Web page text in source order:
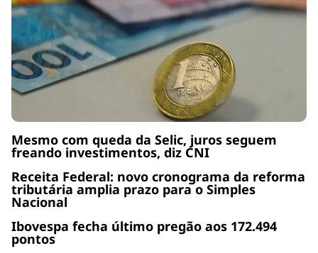
Mesmo com queda da Selic, juros seguem
freando investimentos, diz CNI
Receita Federal: novo cronograma da reforma
tributária amplia prazo para o Simples
Nacional
Ibovespa fecha último pregão aos 172.494
pontos